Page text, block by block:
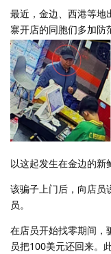
最近，金边、西港等地
寨开店的同胞们多加防
以这起发生在金边的新
该骗子上门后，向店员
员。
在店员开始找零期间，
员把100美元还回来。